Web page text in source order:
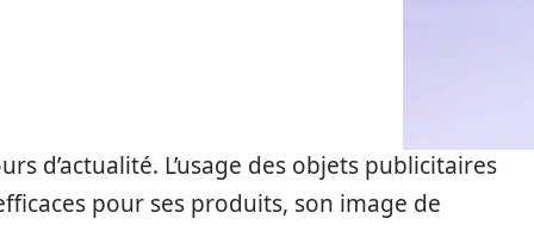
d’actualité. L’usage des objets publicitaires
pour ses produits, son image de